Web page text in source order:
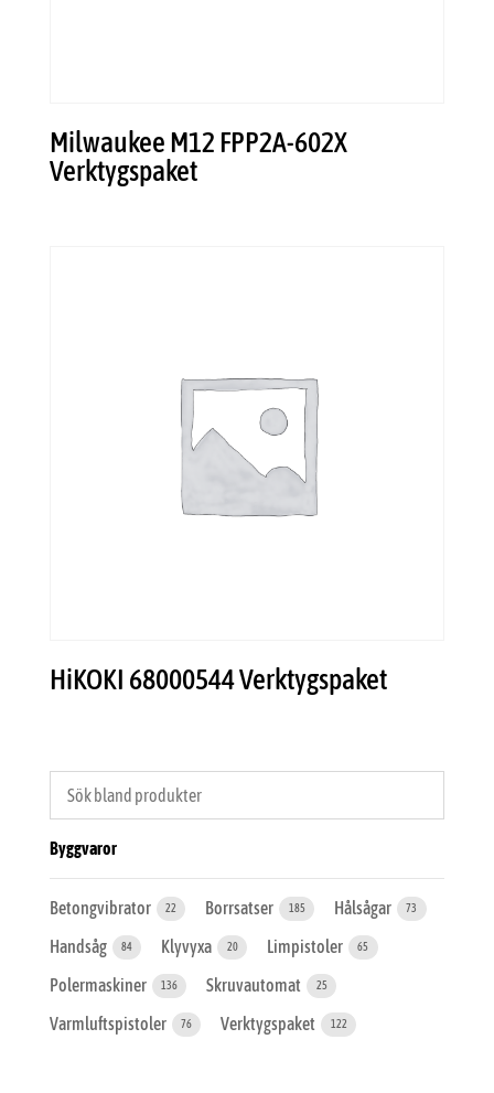
Milwaukee M12 FPP2A-602X
Verktygspaket
HiKOKI 68000544 Verktygspaket
Byggvaror
Betongvibrator 22 Borrsatser 185 Hålsågar 73
Handsåg 84 Klyvyxa 20 Limpistoler 65
Polermaskiner 136 Skruvautomat 25
Varmluftspistoler 76 Verktygspaket 122